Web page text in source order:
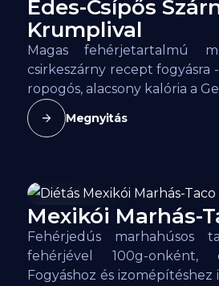
132 kcal
Édes-Csípős
Krumplival
Magas fehérjetartalmú
csirkeszárny recept fogyásra
ropogós, alacsony kalória a
Megnyitás
165kcal
Mexikói Marhás-
Fehérjedús marhahúsos
fehérjével 100g-onként,
Fogyáshoz és izomépítéshez